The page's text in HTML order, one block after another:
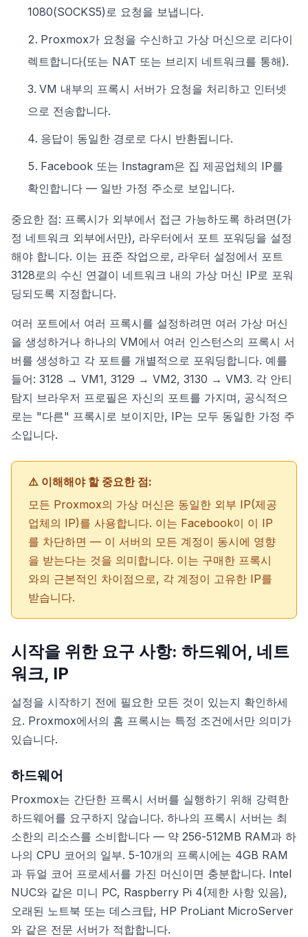
1080(SOCKS5)로 요청을 보냅니다.
Proxmox가 요청을 수신하고 가상 머신으로 리다이
렉트합니다(또는 NAT 또는 브리지 네트워크를 통해).
VM 내부의 프록시 서버가 요청을 처리하고 인터넷
으로 전송합니다.
응답이 동일한 경로로 다시 반환됩니다.
Facebook 또는 Instagram은 집 제공업체의 IP를
확인합니다 — 일반 가정 주소로 보입니다.
중요한 점: 프록시가 외부에서 접근 가능하도록 하려면(가
정 네트워크 외부에서만), 라우터에서 포트 포워딩을 설정
해야 합니다. 이는 표준 작업으로, 라우터 설정에서 포트
3128로의 수신 연결이 네트워크 내의 가상 머신 IP로 포워
딩되도록 지정합니다.
여러 포트에서 여러 프록시를 설정하려면 여러 가상 머신
을 생성하거나 하나의 VM에서 여러 인스턴스의 프록시 서
버를 생성하고 각 포트를 개별적으로 포워딩합니다. 예를
들어: 3128 → VM1, 3129 → VM2, 3130 → VM3. 각 안티
탐지 브라우저 프로필은 자신의 포트를 가지며, 공식적으
로는 "다른" 프록시로 보이지만, IP는 모두 동일한 가정 주
소입니다.
⚠️ 이해해야 할 중요한 점:
모든 Proxmox의 가상 머신은 동일한 외부 IP(제공
업체의 IP)를 사용합니다. 이는 Facebook이 이 IP
를 차단하면 — 이 서버의 모든 계정이 동시에 영향
을 받는다는 것을 의미합니다. 이는 구매한 프록시
와의 근본적인 차이점으로, 각 계정이 고유한 IP를
받습니다.
시작을 위한 요구 사항: 하드웨어, 네트
워크, IP
설정을 시작하기 전에 필요한 모든 것이 있는지 확인하세
요. Proxmox에서의 홈 프록시는 특정 조건에서만 의미가
있습니다.
하드웨어
Proxmox는 간단한 프록시 서버를 실행하기 위해 강력한
하드웨어를 요구하지 않습니다. 하나의 프록시 서버는 최
소한의 리소스를 소비합니다 — 약 256-512MB RAM과 하
나의 CPU 코어의 일부. 5-10개의 프록시에는 4GB RAM
과 듀얼 코어 프로세서를 가진 머신이면 충분합니다. Intel
NUC와 같은 미니 PC, Raspberry Pi 4(제한 사항 있음),
오래된 노트북 또는 데스크탑, HP ProLiant MicroServer
와 같은 전문 서버가 적합합니다.